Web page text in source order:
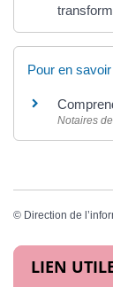
Pour en
Notaires
© Direction de
LIEN